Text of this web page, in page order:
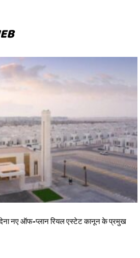
देना नए ऑफ-प्लान रियल एस्टेट कानून के प्रमुख